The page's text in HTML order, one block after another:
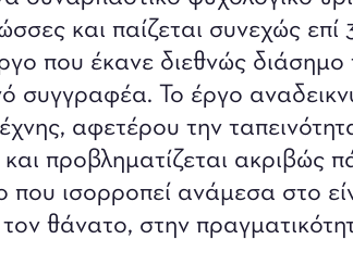
και παίζεται συνεχώς επί
που έκανε διεθνώς διάσημο
συγγραφέα. Το έργο
αφετέρου την
προβληματίζεται ακριβώς
ισορροπεί ανάμεσα στο
θάνατο, στην